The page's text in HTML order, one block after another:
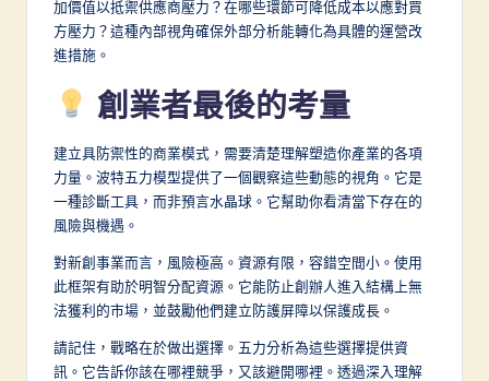
加價值以抵禦供應商壓力？在哪些環節可降低成本以應對買
方壓力？這種內部視角確保外部分析能轉化為具體的運營改
進措施。
創業者最後的考量
建立具防禦性的商業模式，需要清楚理解塑造你產業的各項
力量。波特五力模型提供了一個觀察這些動態的視角。它是
一種診斷工具，而非預言水晶球。它幫助你看清當下存在的
風險與機遇。
對新創事業而言，風險極高。資源有限，容錯空間小。使用
此框架有助於明智分配資源。它能防止創辦人進入結構上無
法獲利的市場，並鼓勵他們建立防護屏障以保護成長。
請記住，戰略在於做出選擇。五力分析為這些選擇提供資
訊。它告訴你該在哪裡競爭，又該避開哪裡。透過深入理解